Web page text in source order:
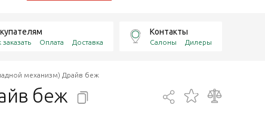
заказать Оплата Доставка
Контакты
Салоны Дилеры
механизм) Драйв беж
беж